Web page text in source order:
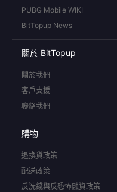
PUBG Mobile WIKI
BitTopup News
關於 BitTopup
關於我們
客戶支援
聯絡我們
購物
退換貨政策
配送政策
反洗錢與反恐怖融資政策